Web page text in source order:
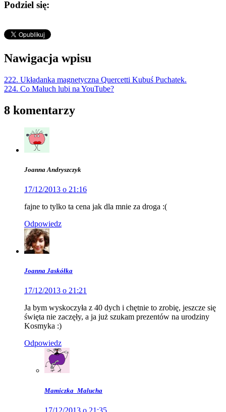
Podziel się:
Nawigacja wpisu
222. Układanka magnetyczna Quercetti Kubuś Puchatek.
224. Co Maluch lubi na YouTube?
8 komentarzy
Joanna Andryszczyk
17/12/2013 o 21:16
fajne to tylko ta cena jak dla mnie za droga :(
Odpowiedz
Joanna Jaskółka
17/12/2013 o 21:21
Ja bym wyskoczyła z 40 dych i chętnie to zrobię, jeszcze się
święta nie zaczęły, a ja już szukam prezentów na urodziny
Kosmyka :)
Odpowiedz
Mamiczka_Malucha
17/12/2013 o 21:35